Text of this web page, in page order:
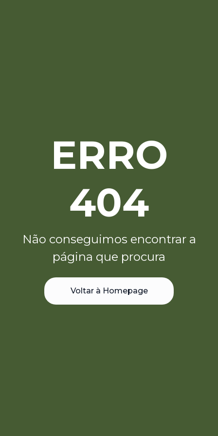
ERRO
404
Não conseguimos encontrar a
página que procura
Voltar à Homepage